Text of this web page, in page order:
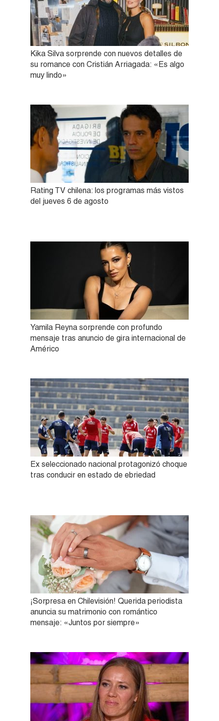
Kika Silva sorprende con nuevos detalles de
su romance con Cristián Arriagada: «Es algo
muy lindo»
Rating TV chilena: los programas más vistos
del jueves 6 de agosto
Yamila Reyna sorprende con profundo
mensaje tras anuncio de gira internacional de
Américo
Ex seleccionado nacional protagonizó choque
tras conducir en estado de ebriedad
¡Sorpresa en Chilevisión! Querida periodista
anuncia su matrimonio con romántico
mensaje: «Juntos por siempre»